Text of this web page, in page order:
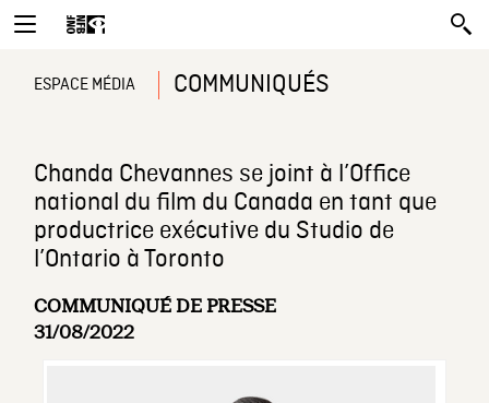
ESPACE MÉDIA COMMUNIQUÉS
Chanda Chevannes se joint à l’Office
national du film du Canada en tant que
productrice exécutive du Studio de
l’Ontario à Toronto
COMMUNIQUÉ DE PRESSE
31/08/2022